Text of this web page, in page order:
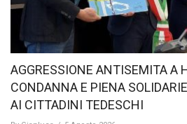
AGGRESSIONE ANTISEMITA A
CONDANNA E PIENA
AI CITTADINI TEDESCHI